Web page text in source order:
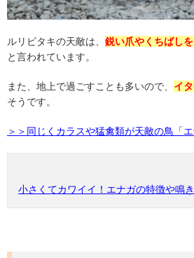
ルリビタキの天敵は、 鋭い爪やくちばし
と言われています。
また、地上で過ごすことも多いので、 イ
そうです。
＞＞同じくカラスや猛禽類が天敵の鳥「
小さくてカワイイ！エナガの特徴や鳴